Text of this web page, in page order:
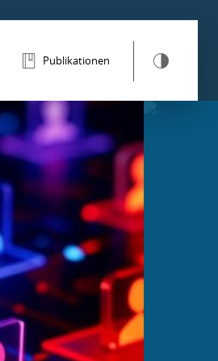
Publikationen